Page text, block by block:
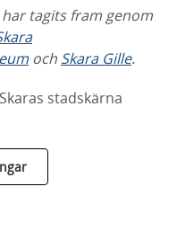
tagits fram genom
och Skara Gille.
stadskärna